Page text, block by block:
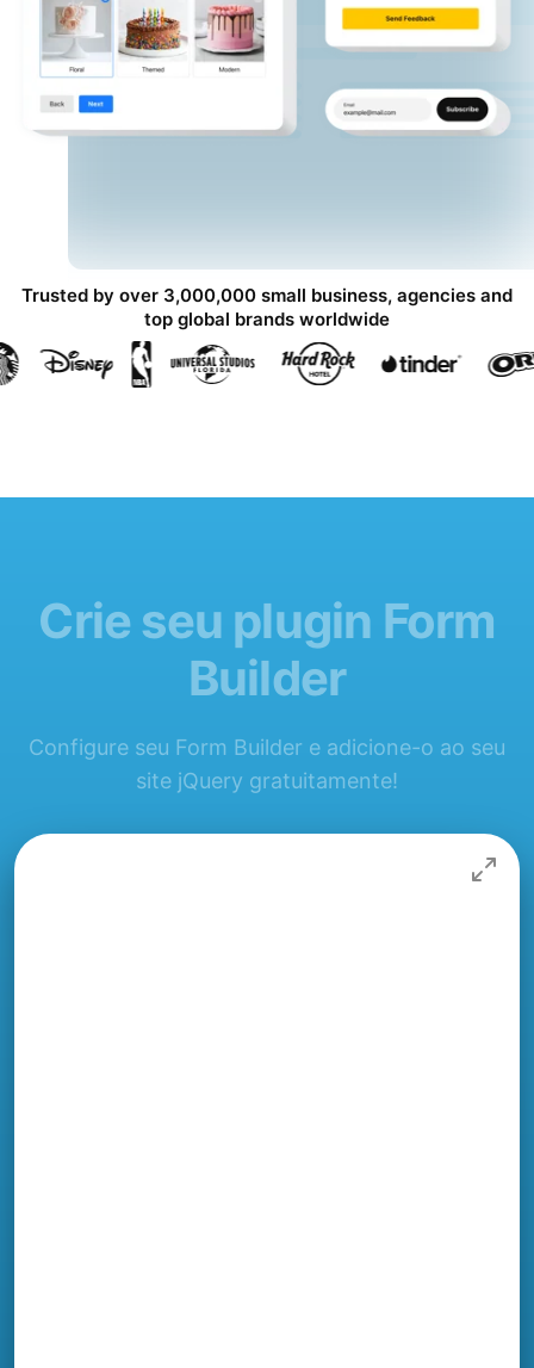
Trusted by over 3,000,000 small business, agencies and
top global brands worldwide
Crie seu plugin Form
Builder
Configure seu Form Builder e adicione-o ao seu
site jQuery gratuitamente!